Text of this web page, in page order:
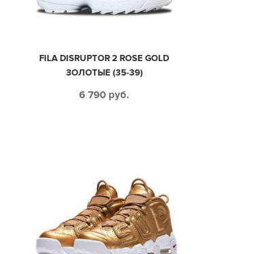
FILA DISRUPTOR 2 ROSE GOLD
ЗОЛОТЫЕ (35-39)
6 790 руб.